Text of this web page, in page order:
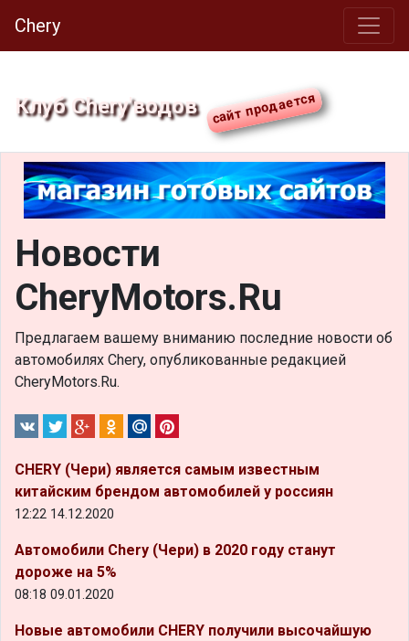
Chery
Клуб Chery'водов
Новости
CheryMotors.Ru
Предлагаем вашему вниманию последние новости об
автомобилях Chery, опубликованные редакцией
CheryMotors.Ru.
CHERY (Чери) является самым известным
китайским брендом автомобилей у россиян
12:22 14.12.2020
Автомобили Chery (Чери) в 2020 году станут
дороже на 5%
08:18 09.01.2020
Новые автомобили CHERY получили высочайшую